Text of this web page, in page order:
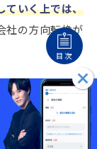
ていく上では、
社の方向転換が
目次